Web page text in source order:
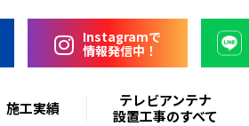
Instagramで
情報発信中！
施工実績
テレビアンテナ
設置工事のすべて